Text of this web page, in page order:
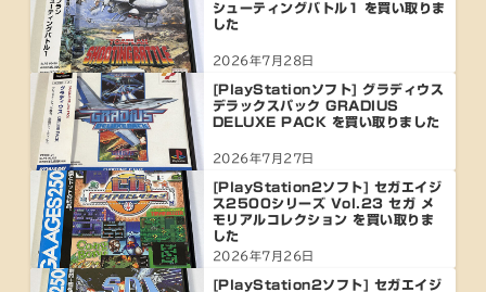
シューティングバトル1 を買い取りま
した
2026年7月28日
[PlayStationソフト] グラディウス
デラックスパック GRADIUS
DELUXE PACK を買い取りました
2026年7月27日
[PlayStation2ソフト] セガエイジ
ス2500シリーズ Vol.23 セガ メ
モリアルコレクション を買い取りま
した
2026年7月26日
[PlayStation2ソフト] セガエイジ